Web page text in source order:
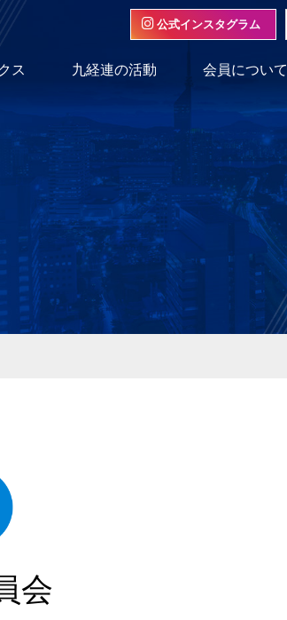
ス 九経連の活動 会員について
公式インスタグラム
会